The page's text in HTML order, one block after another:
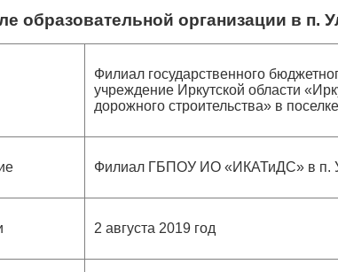
образовательной организации в п.
Филиал государственного
учреждение Иркутской области
дорожного строительства» в
Филиал ГБПОУ ИО «ИКАТиДС» в п.
2 августа 2019 год